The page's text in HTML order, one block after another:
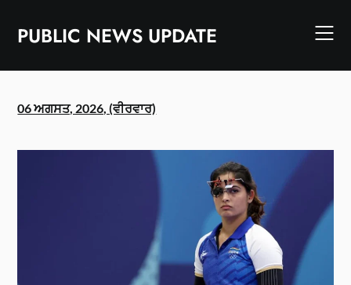
contentPUBLIC NEWS UPDATE
06 ਅਗਸਤ, 2026, (ਵੀਰਵਾਰ)